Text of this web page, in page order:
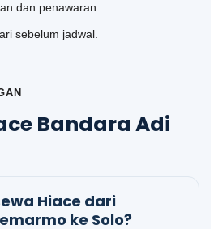
dan penawaran.
sebelum jadwal.
Bandara Adi
Hiace dari
ke Solo?